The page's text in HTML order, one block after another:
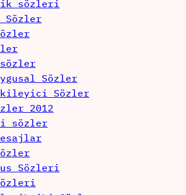
sözleri
Sözler
Sözler
Sözler
2012
sözler
Sözleri